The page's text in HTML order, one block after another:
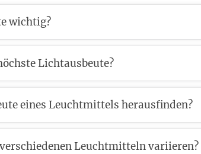
wichtig?
Lichtausbeute?
eines Leuchtmittels herausfinden?
Leuchtmitteln variieren?